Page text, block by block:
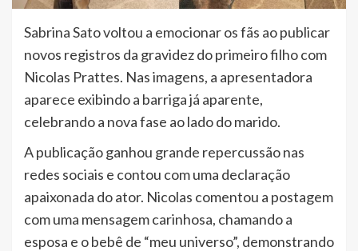
Sabrina Sato voltou a emocionar os fãs ao publicar
novos registros da gravidez do primeiro filho com
Nicolas Prattes. Nas imagens, a apresentadora
aparece exibindo a barriga já aparente,
celebrando a nova fase ao lado do marido.
A publicação ganhou grande repercussão nas
redes sociais e contou com uma declaração
apaixonada do ator. Nicolas comentou a postagem
com uma mensagem carinhosa, chamando a
esposa e o bebê de “meu universo”, demonstrando